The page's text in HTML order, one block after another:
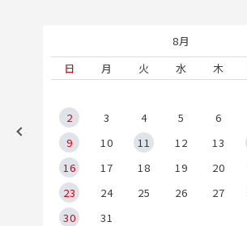
8月
日
月 火 水 木
2
3 4 5 6
9
10 11 12 13
16
17 18 19 20
23
24 25 26 27
30
31